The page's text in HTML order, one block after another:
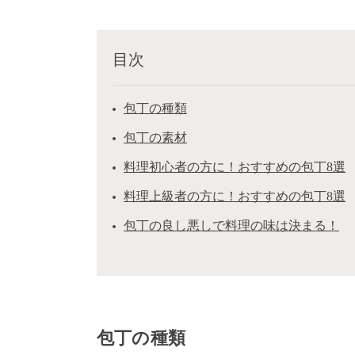
目次
包丁の種類
包丁の素材
料理初心者の方に！おすすめの包丁8選
料理上級者の方に！おすすめの包丁8選
包丁の良し悪しで料理の味は決まる！
包丁の種類